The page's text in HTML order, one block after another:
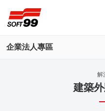
企業法人專區
解
建築